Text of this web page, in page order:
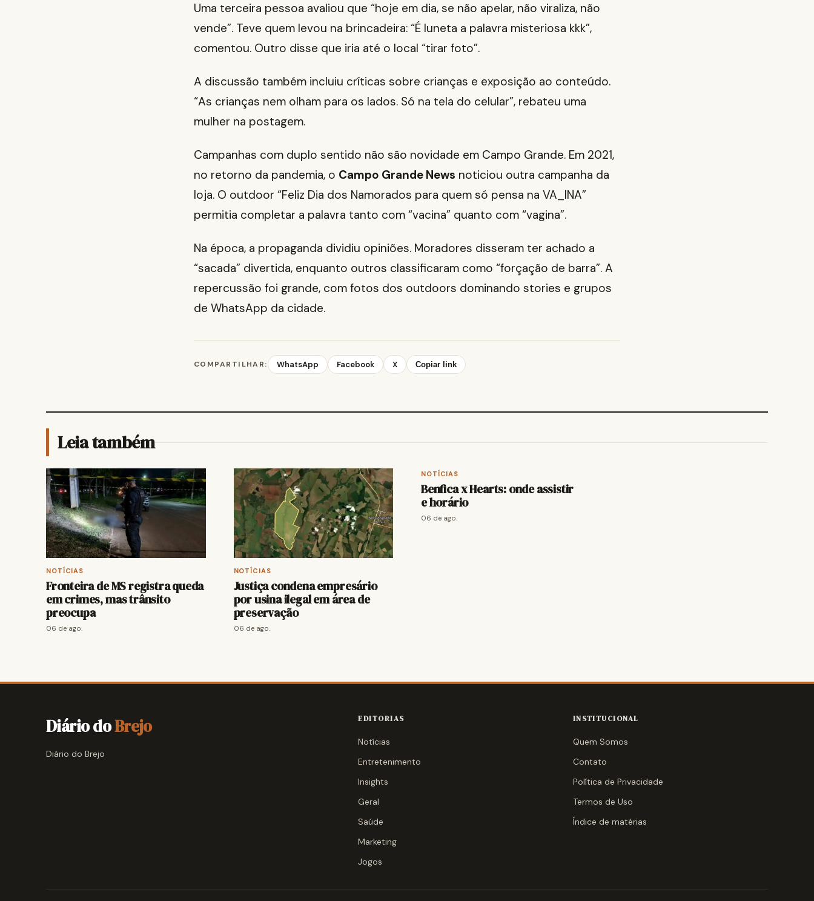
Uma terceira pessoa avaliou que “hoje em dia, se não apelar, não viraliza, não
vende”. Teve quem levou na brincadeira: “É luneta a palavra misteriosa kkk”,
comentou. Outro disse que iria até o local “tirar foto”.
A discussão também incluiu críticas sobre crianças e exposição ao conteúdo.
“As crianças nem olham para os lados. Só na tela do celular”, rebateu uma
mulher na postagem.
Campanhas com duplo sentido não são novidade em Campo Grande. Em 2021,
no retorno da pandemia, o Campo Grande News noticiou outra campanha da
loja. O outdoor “Feliz Dia dos Namorados para quem só pensa na VA_INA”
permitia completar a palavra tanto com “vacina” quanto com “vagina”.
Na época, a propaganda dividiu opiniões. Moradores disseram ter achado a
“sacada” divertida, enquanto outros classificaram como “forçação de barra”. A
repercussão foi grande, com fotos dos outdoors dominando stories e grupos
de WhatsApp da cidade.
COMPARTILHAR: WhatsApp Facebook X Copiar link
Leia também
NOTÍCIAS
Fronteira de MS registra queda
em crimes, mas trânsito
preocupa
06 de ago.
NOTÍCIAS
Justiça condena empresário
por usina ilegal em área de
preservação
06 de ago.
NOTÍCIAS
Benfica x Hearts: onde assistir
e horário
06 de ago.
Diário doBrejo
Diário do Brejo
EDITORIAS
Notícias
Entretenimento
Insights
Geral
Saúde
Marketing
Jogos
INSTITUCIONAL
Quem Somos
Contato
Política de Privacidade
Termos de Uso
Índice de matérias